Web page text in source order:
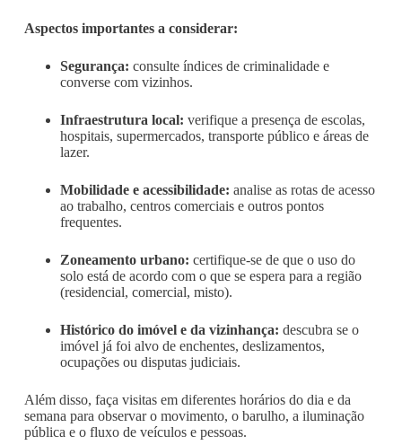
Aspectos importantes a considerar:
Segurança: consulte índices de criminalidade e
converse com vizinhos.
Infraestrutura local: verifique a presença de escolas,
hospitais, supermercados, transporte público e áreas de
lazer.
Mobilidade e acessibilidade: analise as rotas de acesso
ao trabalho, centros comerciais e outros pontos
frequentes.
Zoneamento urbano: certifique-se de que o uso do
solo está de acordo com o que se espera para a região
(residencial, comercial, misto).
Histórico do imóvel e da vizinhança: descubra se o
imóvel já foi alvo de enchentes, deslizamentos,
ocupações ou disputas judiciais.
Além disso, faça visitas em diferentes horários do dia e da
semana para observar o movimento, o barulho, a iluminação
pública e o fluxo de veículos e pessoas.